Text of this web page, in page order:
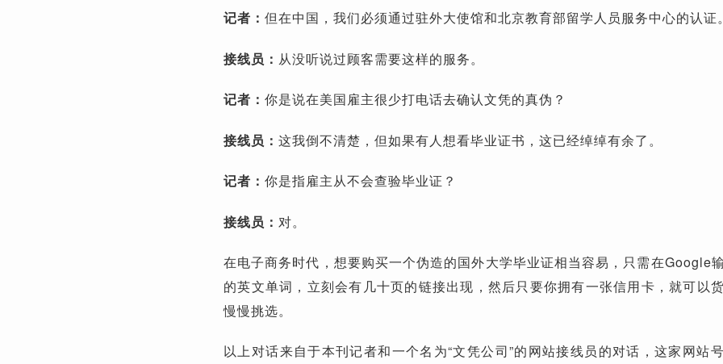
记者： 但在中国，我们必须通过驻外大使馆和北京教育部留学人员服务中心的认证
接线员： 从没听说过顾客需要这样的服务。
记者： 你是说在美国雇主很少打电话去确认文凭的真伪？
接线员： 这我倒不清楚，但如果有人想看毕业证书，这已经绰绰有余了。
记者： 你是指雇主从不会查验毕业证？
接线员： 对。
在电子商务时代，想要购买一个伪造的国外大学毕业证相当容易，只需在Google
的英文单词，立刻会有几十页的链接出现，然后只要你拥有一张信用卡，就可以
慢慢挑选。
以上对话来自于本刊记者和一个名为“文凭公司”的网站接线员的对话，这家网站